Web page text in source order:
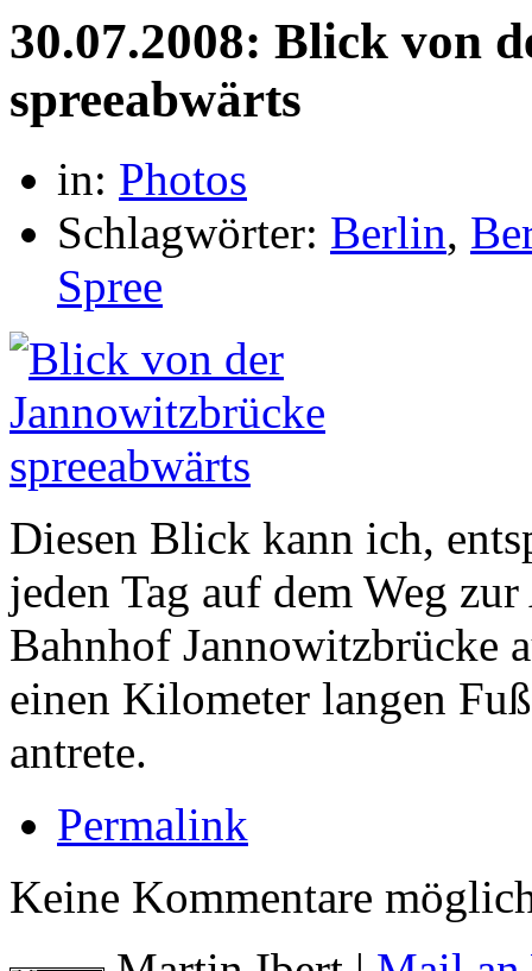
30.07.2008: Blick von
spreeabwärts
in: Photos
Schlagwörter: Berlin,
Spree
Diesen Blick kann ich,
jeden Tag auf dem Weg
Bahnhof Jannowitzbrücke
einen Kilometer langen
antrete.
Permalink
Keine Kommentare